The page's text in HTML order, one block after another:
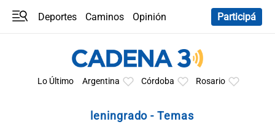
Deportes Caminos
Opinión
Participá
Lo Último Argentina Córdoba Rosario
leningrado - Temas